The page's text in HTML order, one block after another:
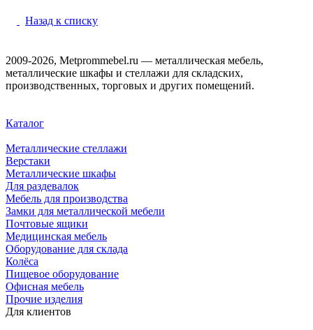
Назад к списку
2009-2026, Metprommebel.ru — металлическая мебель,
металлические шкафы и стеллажи для складских,
производственных, торговых и других помещений.
Каталог
Металлические стеллажи
Верстаки
Металлические шкафы
Для раздевалок
Мебель для производства
Замки для металлической мебели
Почтовые ящики
Медицинская мебель
Оборудование для склада
Колёса
Пищевое оборудование
Офисная мебель
Прочие изделия
Для клиентов